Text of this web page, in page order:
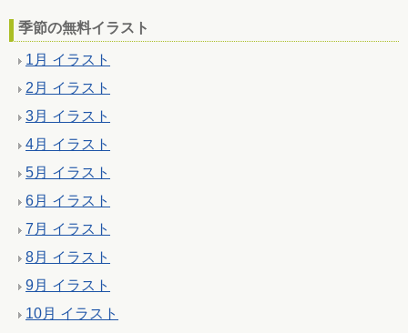
季節の無料イラスト
1月 イラスト
2月 イラスト
3月 イラスト
4月 イラスト
5月 イラスト
6月 イラスト
7月 イラスト
8月 イラスト
9月 イラスト
10月 イラスト